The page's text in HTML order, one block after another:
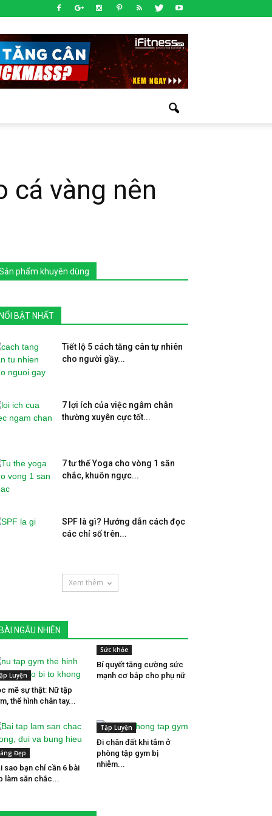
cá vàng nên
phẩm khuyên dùng
NỔI BẬT NHẤT
Tiết lộ 5 cách tăng cân tự nhiên
cho người gầy...
7 lợi ích của việc ngâm chân
thường xuyên cực tốt...
7 tư thế Yoga cho vòng 1 săn
chắc, khuôn ngực...
SPF là gì? Hướng dẫn cách đọc
các chỉ số trên...
Xem thêm
BÀI NGẪU NHIÊN
Luyện
mẽ sự thật: Nữ tập
thể hình chân tay...
Sức khỏe
Bí quyết tăng cường sức
mạnh cơ bắp cho phụ nữ
Đẹp
sao bạn chỉ cần 6 bài
làm săn chắc...
Tập Luyện
Đi chân đất khi tắm ở
phòng tập gym bị
nhiễm...